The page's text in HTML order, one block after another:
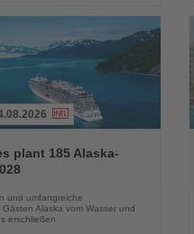
plant 185 Alaska-
und umfangreiche
Alaska vom Wasser und
erschließen